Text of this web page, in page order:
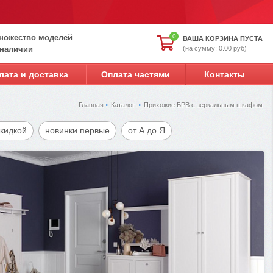
0
ВАША КОРЗИНА ПУСТА
(на сумму: 0.00 руб)
моделей
и доставка Оплата частями Контакты
Главная Каталог Прихожие БРВ с зеркальным шкафом
новинки первые от А до Я